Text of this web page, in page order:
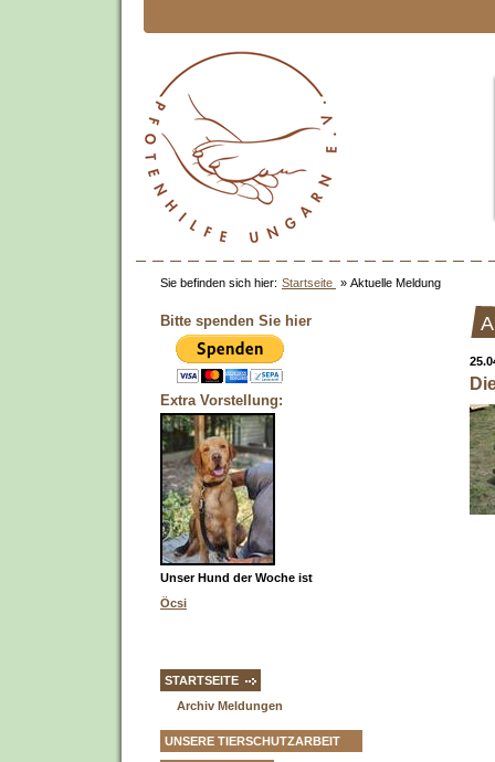
Sie befinden sich hier: Startseite » Aktuelle Meldung
Bitte spenden Sie hier
Extra Vorstellung:
Unser Hund der Woche ist
Öcsi
STARTSEITE
Archiv Meldungen
UNSERE TIERSCHUTZARBEIT